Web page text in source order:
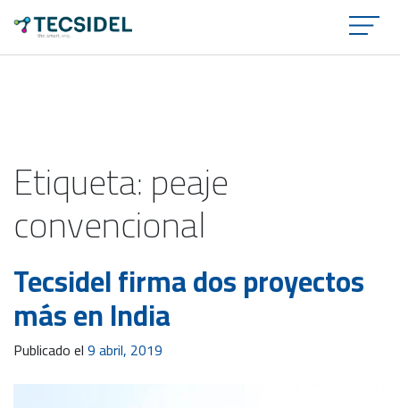
×
Etiqueta:peaje
convencional
Tecsidel firma dos proyectos
más en India
Publicado el9 abril, 2019